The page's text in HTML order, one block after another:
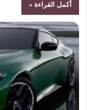
أكمل القراءة »